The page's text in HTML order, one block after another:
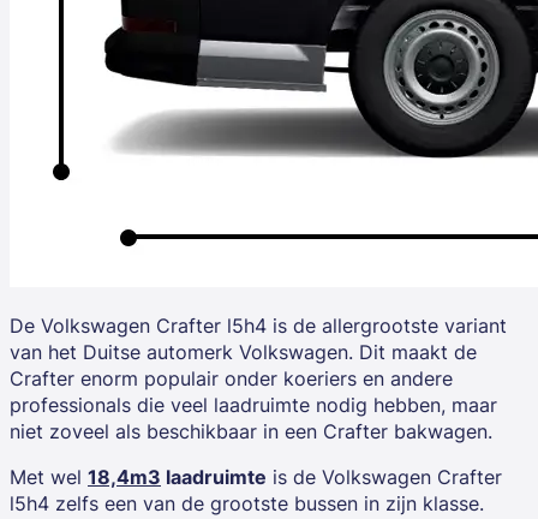
De Volkswagen Crafter l5h4 is de allergrootste variant
van het Duitse automerk Volkswagen. Dit maakt de
Crafter enorm populair onder koeriers en andere
professionals die veel laadruimte nodig hebben, maar
niet zoveel als beschikbaar in een Crafter bakwagen.
Met wel 18,4m3 laadruimte is de Volkswagen Crafter
l5h4 zelfs een van de grootste bussen in zijn klasse.